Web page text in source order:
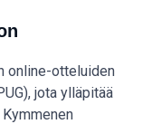
online-otteluiden
jota ylläpitää